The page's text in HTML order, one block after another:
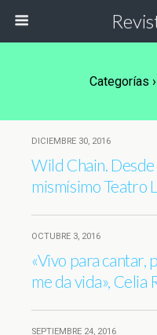
Categorías ›
DICIEMBRE 30, 2016
Wild Chain.
mismísimo Teatro
OCTUBRE 3, 2016
«Vivo para cantar,
me da vida», Celia
SEPTIEMBRE 24, 2016